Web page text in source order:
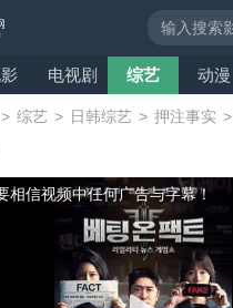
电视剧 综艺 动漫
> 综艺 > 日韩综艺 > 押注事实 >
相信视频中任何广告与字幕！